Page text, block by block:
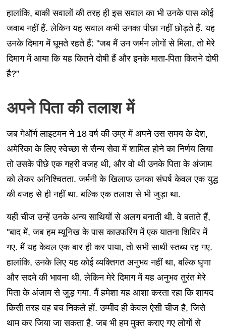
हालांकि, बाकी सवालों की तरह ही इस सवाल का भी उनके पास कोई
जवाब नहीं हैं. लेकिन यह सवाल कभी उनका पीछा नहीं छोड़ते हैं. यह
उनके दिमाग में घूमते रहते हैं: "जब मैं उन जर्मन लोगों से मिला, तो मेरे
दिमाग में आया कि यह कितने दोषी हैं और इनके माता-पिता कितने दोषी
है?”
अपने पिता की तलाश में
जब गेऑर्ग लाइटमन ने 18 वर्ष की उम्र में अपने उस समय के देश,
अमेरिका के लिए स्वेच्छा से सैन्य सेवा में शामिल होने का निर्णय लिया
तो उसके पीछे एक गहरी वजह थी, और वो थी उनके पिता के अंजाम
को लेकर अनिश्चितता. जर्मनी के खिलाफ उनका संघर्ष केवल एक युद्ध
की वजह से ही नहीं था. बल्कि एक तलाश से भी जुड़ा था.
यही चीज उन्हें उनके अन्य साथियों से अलग बनाती थी. वे बताते हैं,
"बाद में, जब हम म्यूनिख के पास काउफरिंग में एक यातना शिविर में
गए. मैं यह केवल एक बार ही कर पाया, तो सभी साथी स्तब्ध रह गए.
हालांकि, उनके लिए यह कोई व्यक्तिगत अनुभव नहीं था, बल्कि घृणा
और सदमे की भावना थी. लेकिन मेरे दिमाग में यह अनुभव तुरंत मेरे
पिता के अंजाम से जुड़ गया. मैं हमेशा यह आशा करता रहा कि शायद
किसी तरह वह बच निकले हों. उम्मीद ही केवल ऐसी चीज है, जिसे
थाम कर जिया जा सकता है. जब भी हम मुक्त कराए गए लोगों से